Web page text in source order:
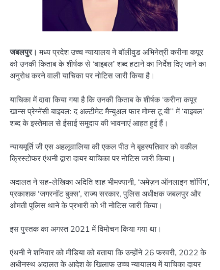
जबलपुर। मध्य प्रदेश उच्च न्यायालय ने बॉलीवुड अभिनेत्री करीना कपूर
को उनकी किताब के शीर्षक से ‘बाइबल’ शब्द हटाने का निर्देश दिए जाने का
अनुरोध करने वाली याचिका पर नोटिस जारी किया है।
याचिका में दावा किया गया है कि उनकी किताब के शीर्षक ‘करीना कपूर
खान्स प्रेग्नेंसी बाइबल: द अल्टीमेट मैन्युअल फार मोम्स टू बी’’ में ‘बाइबल’
शब्द के इस्तेमाल से ईसाई समुदाय की भावनाएं आहत हुई हैं।
न्यायमूर्ति जी एस अहलूवालिया की एकल पीठ ने बृहस्पतिवार को वकील
क्रिस्टोफर एंथनी द्वारा दायर याचिका पर नोटिस जारी किया।
अदालत ने सह-लेखिका अदिति शाह भीमज्यानी, ‘अमेज़न ऑनलाइन शॉपिंग’,
प्रकाशक ‘जगरनॉट बुक्स’, राज्य सरकार, पुलिस अधीक्षक जबलपुर और
ओमती पुलिस थाने के प्रभारी को भी नोटिस जारी किया।
इस पुस्तक का अगस्त 2021 में विमोचन किया गया था।
एंथनी ने शनिवार को मीडिया को बताया कि उन्होंने 26 फरवरी, 2022 के
अधीनस्थ अदालत के आदेश के खिलाफ उच्च न्यायालय में याचिका दायर